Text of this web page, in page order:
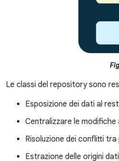
Le classi del repository sono
Esposizione dei dati al
Centralizzare le modifiche
Risoluzione dei conflitti tra
Estrazione delle origini